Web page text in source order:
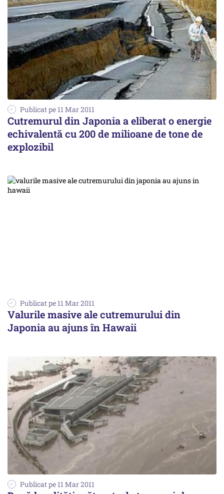
Publicat pe 11 Mar 2011
Cutremurul din Japonia a eliberat o energie
echivalentă cu 200 de milioane de tone de
explozibil
Publicat pe 11 Mar 2011
Valurile masive ale cutremurului din
Japonia au ajuns în Hawaii
Publicat pe 11 Mar 2011